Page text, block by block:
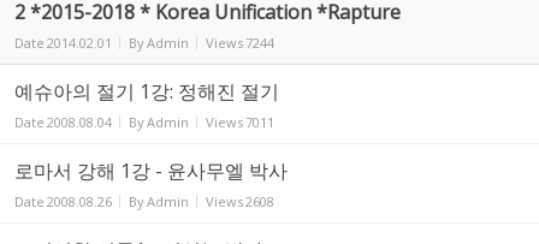
2 *2015-2018 * Korea Unification *Rapture
Date 2014.02.01 ByAdmin Views 7244
예슈아의 절기 1강: 정해진 절기
Date 2008.08.04 ByAdmin Views 7011
로마서 강해 1강 - 윤사무엘 박사
Date 2008.08.26 ByAdmin Views2608